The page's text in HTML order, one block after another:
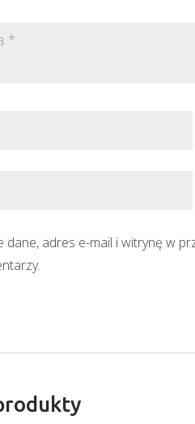
dane, adres e-mail i witrynę w